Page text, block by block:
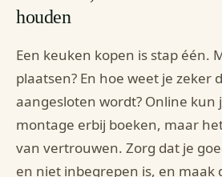
houden
Een keuken kopen is stap één.
plaatsen? En hoe weet je zeker
aangesloten wordt? Online kun
montage erbij boeken, maar
van vertrouwen. Zorg dat je
en niet inbegrepen is, en maak